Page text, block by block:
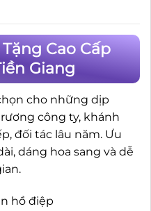
Cao Cấp
Giang
cho những dịp
công ty, khánh
đối tác lâu năm. Ưu
dáng hoa sang và dễ
hồ điệp